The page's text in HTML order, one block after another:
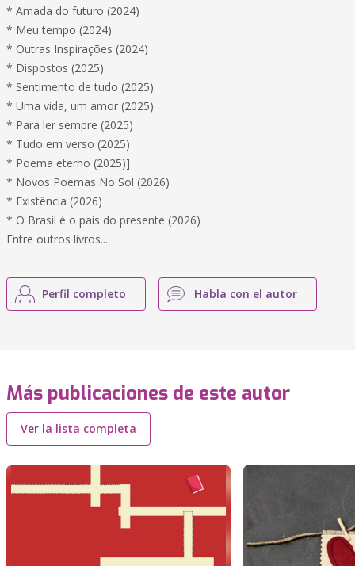
* Amada do futuro (2024)
* Meu tempo (2024)
* Outras Inspirações (2024)
* Dispostos (2025)
* Sentimento de tudo (2025)
* Uma vida, um amor (2025)
* Para ler sempre (2025)
* Tudo em verso (2025)
* Poema eterno (2025)]
* Novos Poemas No Sol (2026)
* Existência (2026)
* O Brasil é o país do presente (2026)
Entre outros livros...
Perfil completo Habla con el autor
Más publicaciones de este autor
Ver la lista completa